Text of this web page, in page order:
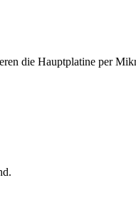
die Hauptplatine per